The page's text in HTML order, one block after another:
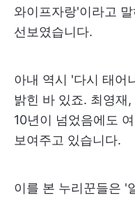
와이프자랑'이라고
선보였습니다.
아내 역시 '다시 태어
밝힌 바 있죠. 최영재
10년이 넘었음에도
보여주고 있습니다.
이를 본 누리꾼들은 '